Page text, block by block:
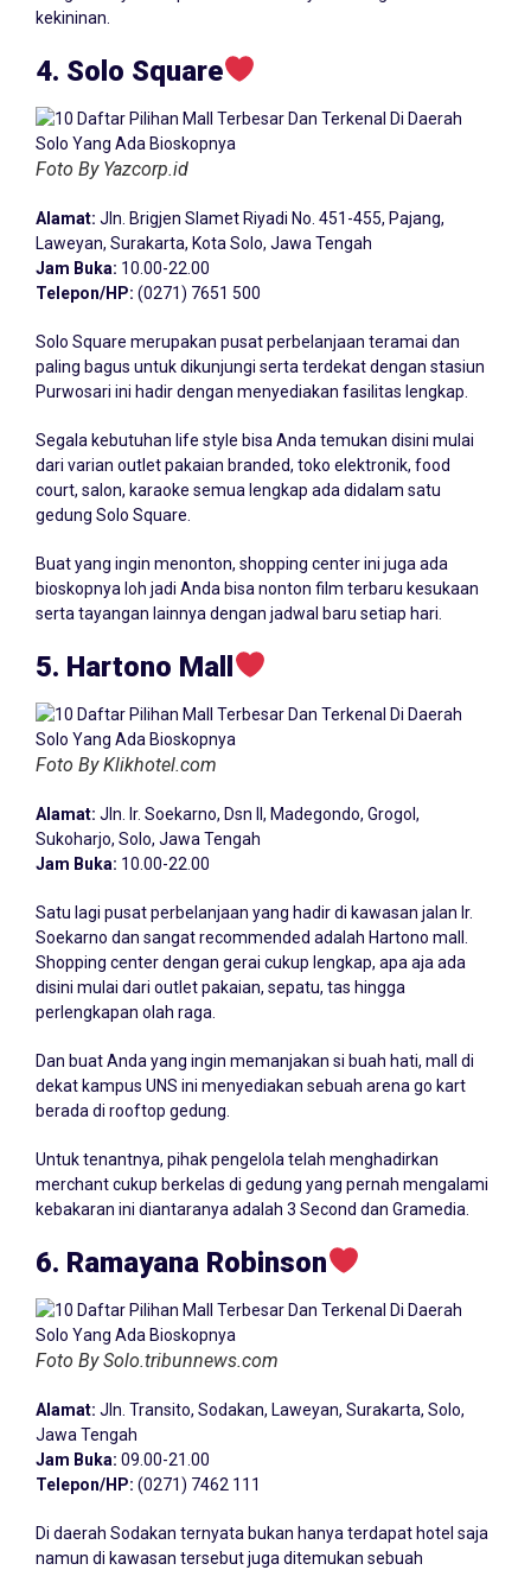
kekininan.
4. Solo Square
Foto By Yazcorp.id
Alamat: Jln. Brigjen Slamet Riyadi No. 451-455, Pajang,
Laweyan, Surakarta, Kota Solo, Jawa Tengah
Jam Buka: 10.00-22.00
Telepon/HP: (0271) 7651 500
Solo Square merupakan pusat perbelanjaan teramai dan
paling bagus untuk dikunjungi serta terdekat dengan stasiun
Purwosari ini hadir dengan menyediakan fasilitas lengkap.
Segala kebutuhan life style bisa Anda temukan disini mulai
dari varian outlet pakaian branded, toko elektronik, food
court, salon, karaoke semua lengkap ada didalam satu
gedung Solo Square.
Buat yang ingin menonton, shopping center ini juga ada
bioskopnya loh jadi Anda bisa nonton film terbaru kesukaan
serta tayangan lainnya dengan jadwal baru setiap hari.
5. Hartono Mall
Foto By Klikhotel.com
Alamat: Jln. Ir. Soekarno, Dsn II, Madegondo, Grogol,
Sukoharjo, Solo, Jawa Tengah
Jam Buka: 10.00-22.00
Satu lagi pusat perbelanjaan yang hadir di kawasan jalan Ir.
Soekarno dan sangat recommended adalah Hartono mall.
Shopping center dengan gerai cukup lengkap, apa aja ada
disini mulai dari outlet pakaian, sepatu, tas hingga
perlengkapan olah raga.
Dan buat Anda yang ingin memanjakan si buah hati, mall di
dekat kampus UNS ini menyediakan sebuah arena go kart
berada di rooftop gedung.
Untuk tenantnya, pihak pengelola telah menghadirkan
merchant cukup berkelas di gedung yang pernah mengalami
kebakaran ini diantaranya adalah 3 Second dan Gramedia.
6. Ramayana Robinson
Foto By Solo.tribunnews.com
Alamat: Jln. Transito, Sodakan, Laweyan, Surakarta, Solo,
Jawa Tengah
Jam Buka: 09.00-21.00
Telepon/HP: (0271) 7462 111
Di daerah Sodakan ternyata bukan hanya terdapat hotel saja
namun di kawasan tersebut juga ditemukan sebuah